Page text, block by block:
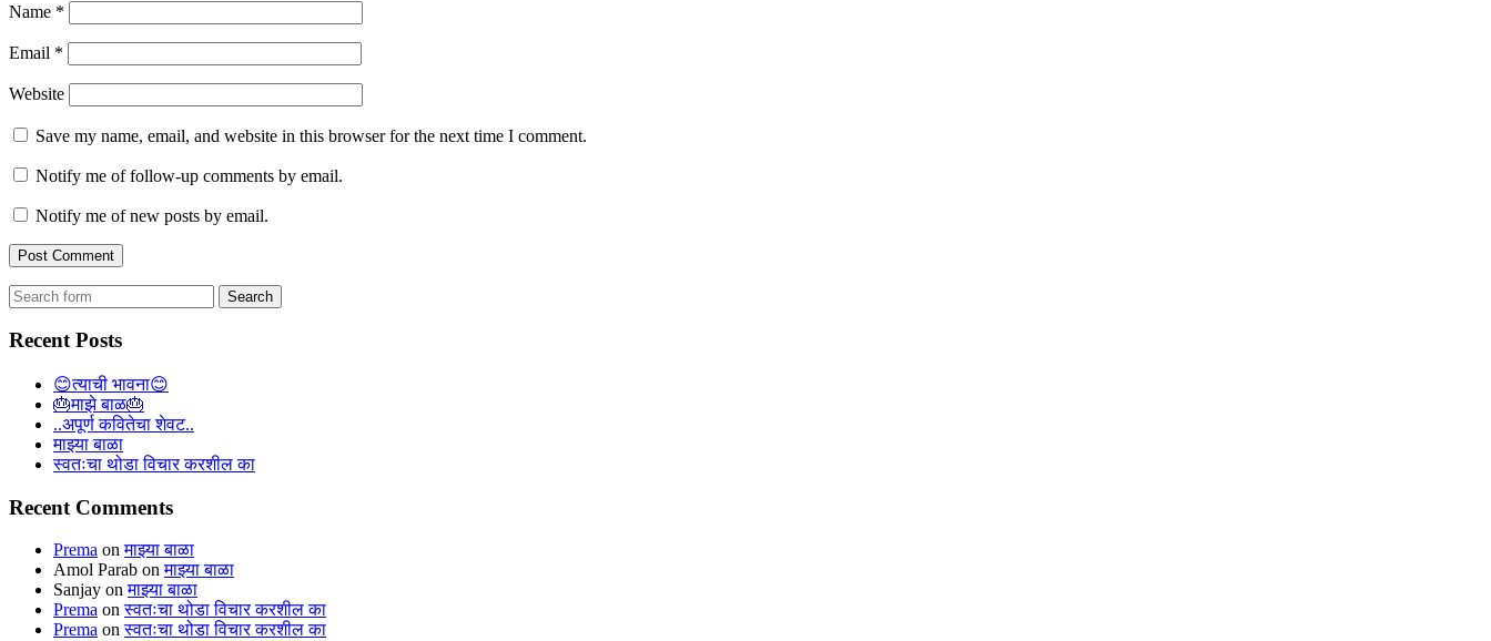
Name *
Email *
Website
Save my name, email, and website in this browser for the next time I comment.
Notify me of follow-up comments by email.
Notify me of new posts by email.
Search
for:
Recent Posts
😊त्याची भावना😊
🎂माझे बाळ🎂
..अपूर्ण कवितेचा शेवट..
माझ्या बाळा
स्वतःचा थोडा विचार करशील का
Recent Comments
Prema onमाझ्या बाळा
Amol Parab onमाझ्या बाळा
Sanjay onमाझ्या बाळा
Prema onस्वतःचा थोडा विचार करशील का
Prema onस्वतःचा थोडा विचार करशील का